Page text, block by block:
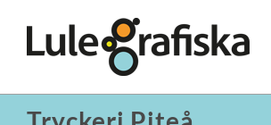
innehållet